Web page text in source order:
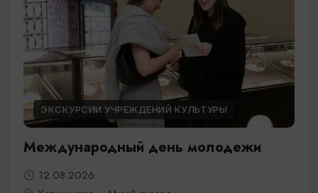
ЭКСКУРСИИ УЧРЕЖДЕНИЙ КУЛЬТУРЫ
Международный день молодежи
12.08.2026